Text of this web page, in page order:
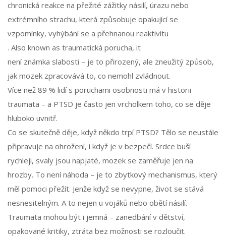
chronická reakce na přežité zážitky násilí, úrazu nebo
extrémního strachu, která způsobuje opakující se
vzpomínky, vyhýbání se a přehnanou reaktivitu
. Also known as traumatická porucha, it
není známka slabosti – je to přirozený, ale zneužitý způsob,
jak mozek zpracovává to, co nemohl zvládnout.
Více než 89 % lidí s poruchami osobnosti má v historii
traumata – a PTSD je často jen vrcholkem toho, co se děje
hluboko uvnitř.
Co se skutečně děje, když někdo trpí PTSD? Tělo se neustále
připravuje na ohrožení, i když je v bezpečí. Srdce buší
rychleji, svaly jsou napjaté, mozek se zaměřuje jen na
hrozby. To není náhoda – je to zbytkový mechanismus, který
měl pomoci přežít. Jenže když se nevypne, život se stává
nesnesitelným. A to nejen u vojáků nebo obětí násilí.
Traumata mohou být i jemná – zanedbání v dětství,
opakované kritiky, ztráta bez možnosti se rozloučit.